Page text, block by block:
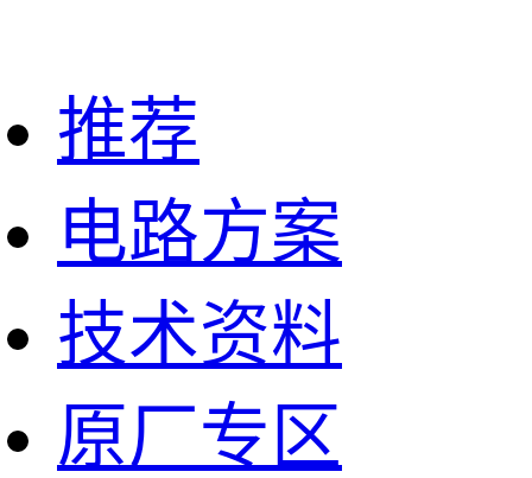
推荐
电路方案
技术资料
原厂专区